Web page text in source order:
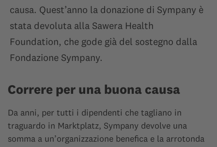
causa. Quest’anno la donazione di Sympany è
stata devoluta alla Sawera Health
Foundation, che gode già del sostegno dalla
Fondazione Sympany.
Correre per una buona causa
Da anni, per tutti i dipendenti che tagliano in
traguardo in Marktplatz, Sympany devolve una
somma a un’organizzazione benefica e la arrotonda